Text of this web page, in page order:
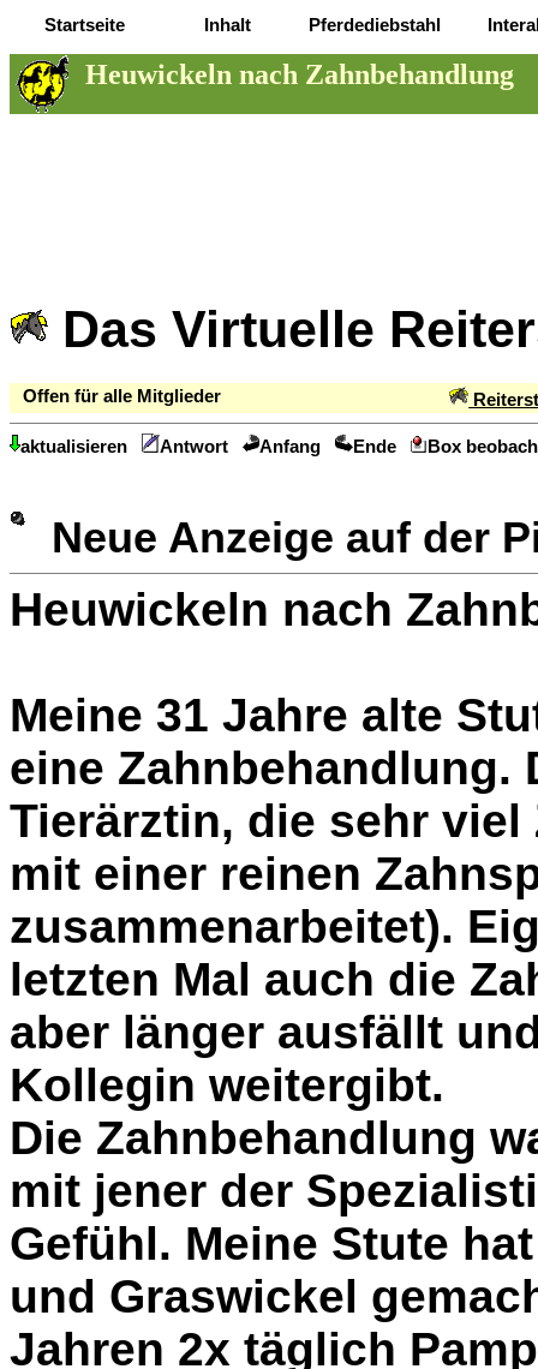
Startseite Inhalt Pferdediebstahl
Heuwickeln nach Zahnbehandlung
Das Virtuelle
Offen für alle Mitglieder
aktualisieren Antwort Anfang Ende Box
Neue Anzeige auf der
Heuwickeln nach
Meine 31 Jahre alte
eine Zahnbehandlung.
Tierärztin, die sehr
mit einer reinen
zusammenarbeitet).
letzten Mal auch die
aber länger ausfällt
Kollegin weitergibt.
Die Zahnbehandlung
mit jener der
Gefühl. Meine Stute
und Graswickel
Jahren 2x täglich